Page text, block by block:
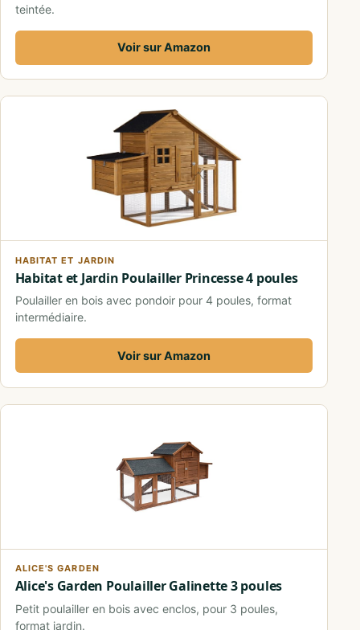
teintée.
Voir sur Amazon
HABITAT ET JARDIN
Habitat et Jardin Poulailler Princesse 4 poules
Poulailler en bois avec pondoir pour 4 poules, format
intermédiaire.
Voir sur Amazon
ALICE'S GARDEN
Alice's Garden Poulailler Galinette 3 poules
Petit poulailler en bois avec enclos, pour 3 poules,
format jardin.